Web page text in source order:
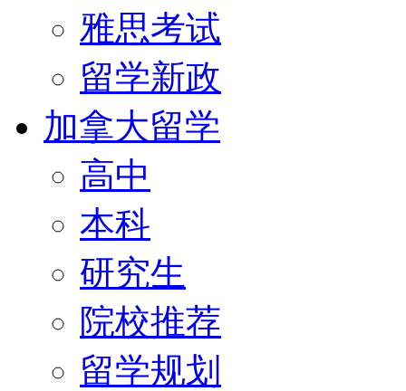
雅思考试
留学新政
加拿大留学
高中
本科
研究生
院校推荐
留学规划